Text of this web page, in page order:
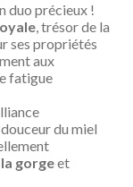
duo précieux !
, trésor de la
ses propriétés
aux
fatigue
du miel
gorgeet